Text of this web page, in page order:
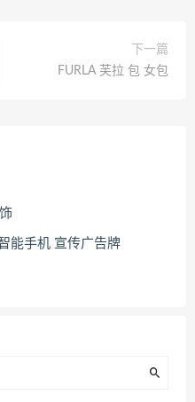
下一篇
FURLA 芙拉 包 女包
能手机 宣传广告牌